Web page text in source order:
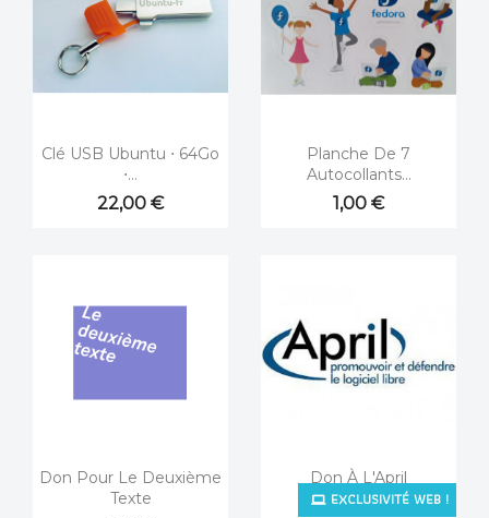
Aperçu rapide
Clé USB Ubuntu ⋅ 64Go
⋅...
22,00 €
Aperçu rapide
Planche De 7
Autocollants...
1,00 €
 Aperçu rapide
Don Pour Le Deuxième
Texte
Aperçu rapide
Don À L'April
1,00 €
EXCLUSIVITÉ WEB !